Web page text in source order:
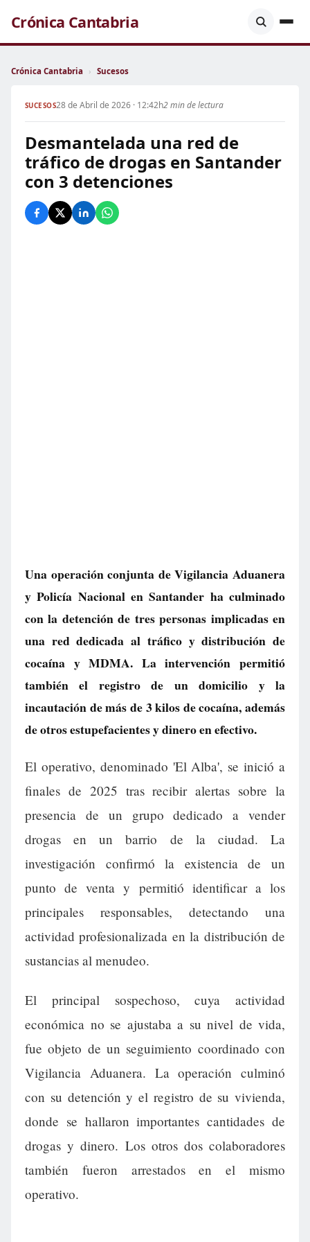
Crónica Cantabria
Crónica Cantabria › Sucesos
SUCESOS28 de Abril de 2026 · 12:42h2 min de lectura
Desmantelada una red de
tráfico de drogas en Santander
con 3 detenciones
Una operación conjunta de Vigilancia Aduanera
y Policía Nacional en Santander ha culminado
con la detención de tres personas implicadas en
una red dedicada al tráfico y distribución de
cocaína y MDMA. La intervención permitió
también el registro de un domicilio y la
incautación de más de 3 kilos de cocaína, además
de otros estupefacientes y dinero en efectivo.
El operativo, denominado 'El Alba', se inició a
finales de 2025 tras recibir alertas sobre la
presencia de un grupo dedicado a vender
drogas en un barrio de la ciudad. La
investigación confirmó la existencia de un
punto de venta y permitió identificar a los
principales responsables, detectando una
actividad profesionalizada en la distribución de
sustancias al menudeo.
El principal sospechoso, cuya actividad
económica no se ajustaba a su nivel de vida,
fue objeto de un seguimiento coordinado con
Vigilancia Aduanera. La operación culminó
con su detención y el registro de su vivienda,
donde se hallaron importantes cantidades de
drogas y dinero. Los otros dos colaboradores
también fueron arrestados en el mismo
operativo.